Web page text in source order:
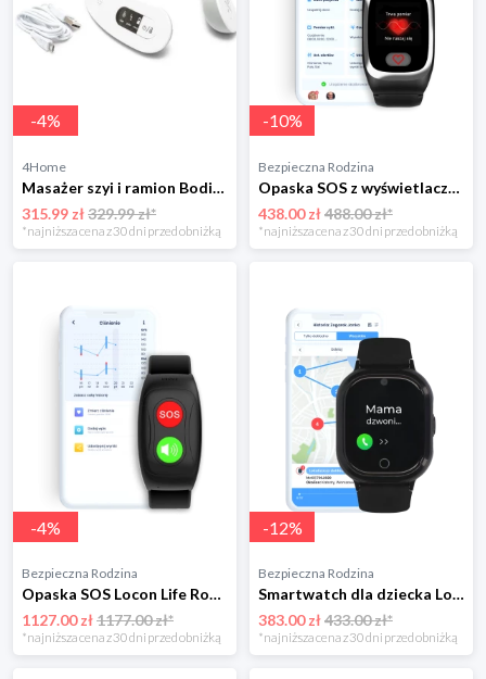
-4%
4Home
Masażer szyi i ramion Bodi-Tek BodiTek
315.99 zł329.99 zł*
*najniższa cena z 30 dni przed obniżką
-10%
Bezpieczna Rodzina
Opaska SOS z wyświetlaczem Locon Life Plus Miesięcznie Teleopieka medyczna
438.00 zł488.00 zł*
*najniższa cena z 30 dni przed obniżką
-4%
Bezpieczna Rodzina
Opaska SOS Locon Life Rocznie Teleopieka medyczna
1127.00 zł1177.00 zł*
*najniższa cena z 30 dni przed obniżką
-12%
Bezpieczna Rodzina
Smartwatch dla dziecka Locon Watch Lite Rocznie Czarny
383.00 zł433.00 zł*
*najniższa cena z 30 dni przed obniżką